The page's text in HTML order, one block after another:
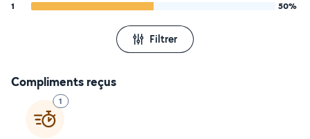
1
50%
Filtrer
Compliments reçus
1